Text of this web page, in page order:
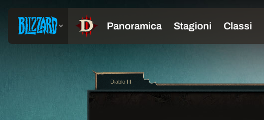
Diablo III